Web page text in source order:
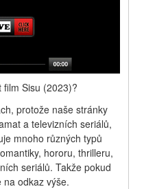
film Sisu (2023)?
protože naše stránky
a televizních seriálů,
mnoho různých typů
hororu, thrilleru,
seriálů. Takže pokud
na odkaz výše.